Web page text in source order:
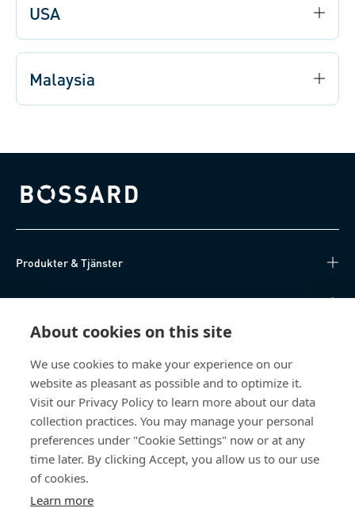
About cookies on this site
We use cookies to make your experience on our
website as pleasant as possible and to optimize it.
Visit our Privacy Policy to learn more about our data
collection practices. You may manage your personal
preferences under "Cookie Settings" now or at any
time later. By clicking Accept, you allow us to our use
of cookies.
Learn more
USA
Malaysia
Bossard homepage
Produkter & Tjänster
Kunskapsnav
Om oss
Bossard Sweden
Boplatsgatan 6B
213 76 Malmö